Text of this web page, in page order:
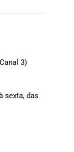
3)
sexta, das